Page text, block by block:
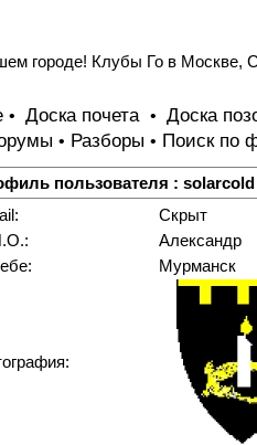
городе! Клубы Го в Москве,
• Доска почета • Доска
• Разборы • Поиск по
пользователя : solarcold
Скрыт
Александр
Мурманск